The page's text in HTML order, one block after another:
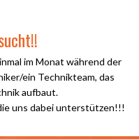
im Monat während der
ein Technikteam, das
aufbaut.
uns dabei unterstützen!!!